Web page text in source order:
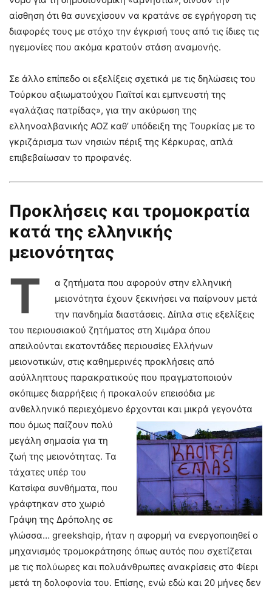
αίσθηση ότι θα συνεχίσουν να κρατάνε σε εγρήγορση τις
διαφορές τους με στόχο την έγκρισή τους από τις ίδιες τις
ηγεμονίες που ακόμα κρατούν στάση αναμονής.
Σε άλλο επίπεδο οι εξελίξεις σχετικά με τις δηλώσεις του
Τούρκου αξιωματούχου Γιαϊτσί και εμπνευστή της
«γαλάζιας πατρίδας», για την ακύρωση της
ελληνοαλβανικής ΑΟΖ καθ’ υπόδειξη της Τουρκίας με το
γκριζάρισμα των νησιών πέριξ της Κέρκυρας, απλά
επιβεβαίωσαν το προφανές.
Προκλήσεις και τρομοκρατία
κατά της ελληνικής
μειονότητας
Τ
α ζητήματα που αφορούν στην ελληνική
μειονότητα έχουν ξεκινήσει να παίρνουν μετά
την πανδημία διαστάσεις. Δίπλα στις εξελίξεις
του περιουσιακού ζητήματος στη Χιμάρα όπου
απειλούνται εκατοντάδες περιουσίες Ελλήνων
μειονοτικών, στις καθημερινές προκλήσεις από
ασύλληπτους παρακρατικούς που πραγματοποιούν
σκόπιμες διαρρήξεις ή προκαλούν επεισόδια με
ανθελληνικό περιεχόμενο έρχονται και μικρά γεγονότα
που όμως παίζουν πολύ
μεγάλη σημασία για τη
ζωή της μειονότητας. Τα
τάχατες υπέρ του
Κατσίφα συνθήματα, που
γράφτηκαν στο χωριό
Γράψη της Δρόπολης σε
γλώσσα… greekshqip, ήταν η αφορμή να ενεργοποιηθεί ο
μηχανισμός τρομοκράτησης όπως αυτός που σχετίζεται
με τις πολύωρες και πολυάνθρωπες ανακρίσεις στο Φίερι
μετά τη δολοφονία του. Επίσης, ενώ εδώ και 20 μήνες δεν